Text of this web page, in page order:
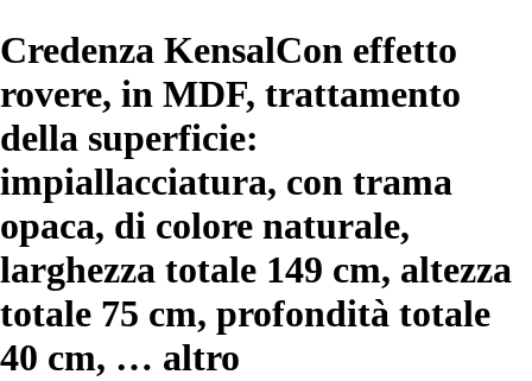
Credenza KensalCon effetto
rovere, in MDF, trattamento
della superficie:
impiallacciatura, con trama
opaca, di colore naturale,
larghezza totale 149 cm, altezza
totale 75 cm, profondità totale
40 cm, … altro